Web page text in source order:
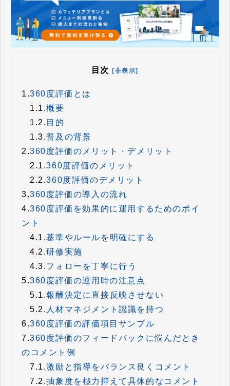
目次 [非表示]
1.360度評価とは
1.1.概要
1.2. 目的
1.3.普及の背景
2.360度評価のメリット・デメリット
2.1.360度評価のメリット
2.2.360度評価のデメリット
3.360度評価の導入の流れ
4.360度評価を効果的に運用するためのポイ
ント
4.1.基準やルールを明確にする
4.2.研修実施
4.3.フォローを丁寧に行う
5.360度評価の運用時の注意点
5.1.報酬決定に直接反映させない
5.2. 人材マネジメント認識を持つ
6.360度評価の評価項目サンプル
7.360度評価のフィードバックに悩んだとき
のコメント例
7.1.激励と指導をバランス良くコメント
7.2.抽象度を極力抑えて具体的なコメント